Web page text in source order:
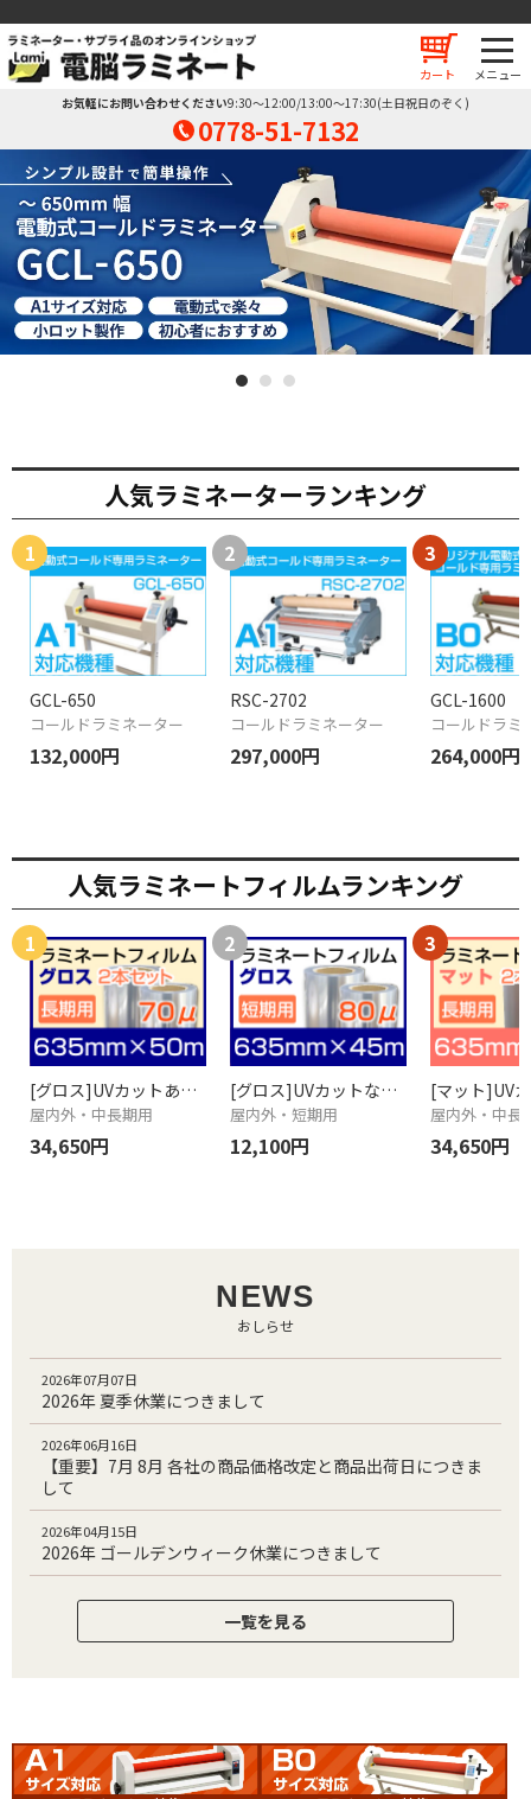
カート
お気軽にお問い合わせください9:30～12:00/13:00～17:30(土日祝日のぞく)
0778-51-7132
人気ラミネーターランキング
GCL-650
コールドラミネーター
132,000円
RSC-2702
コールドラミネーター
297,000円
GCL-1600
コールドラミ
264,000円
人気ラミネートフィルムランキング
[グロス]UVカットあり 70μ 635mm×50M×2本
屋内外・中長期用
34,650円
[グロス]UVカットなし 80μ 635mm×45M
屋内外・短期用
12,100円
屋内外・中長
34,650円
NEWS
おしらせ
2026年07月07日
2026年 夏季休業につきまして
2026年06月16日
【重要】7月 8月 各社の商品価格改定と商品出荷日につきま
して
2026年04月15日
2026年 ゴールデンウィーク休業につきまして
一覧を見る